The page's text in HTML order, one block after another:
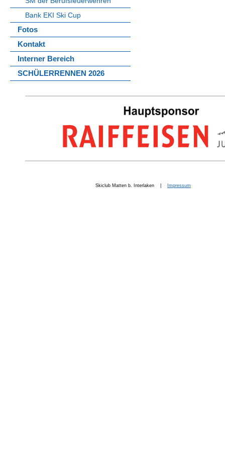
Bank EKI Ski Cup
Fotos
Kontakt
Interner Bereich
SCHÜLERRENNEN 2026
Skiclub Matten b. Interlaken | Impressum